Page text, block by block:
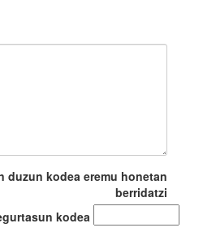
duzun kodea eremu honetan
berridatzi